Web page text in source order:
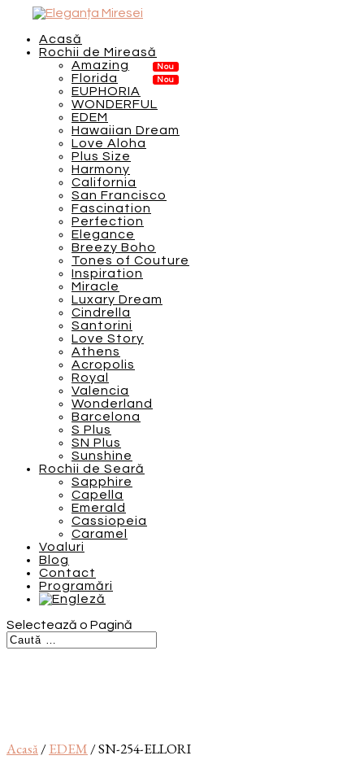
Acasă
Rochii de Mireasă
Amazing
Florida
EUPHORIA
WONDERFUL
EDEM
Hawaiian Dream
Love Aloha
Plus Size
Harmony
California
San Francisco
Fascination
Perfection
Elegance
Breezy Boho
Tones of Couture
Inspiration
Miracle
Luxary Dream
Cindrella
Santorini
Love Story
Athens
Acropolis
Royal
Valencia
Wonderland
Barcelona
S Plus
SN Plus
Sunshine
Rochii de Seară
Sapphire
Capella
Emerald
Cassiopeia
Caramel
Voaluri
Blog
Contact
Programări
Selectează o Pagină
Acasă/EDEM / SN-254-ELLORI